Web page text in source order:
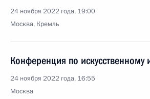
24 ноября 2022 года, 19:00
Москва, Кремль
Конференция по искусственному
24 ноября 2022 года, 16:55
Москва